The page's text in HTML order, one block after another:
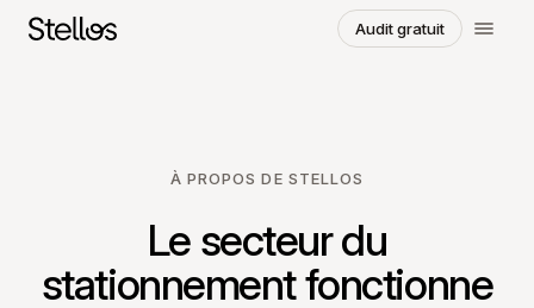
Audit gratuit
À PROPOS DE STELLOS
Le secteur du
stationnement fonctionne
Polski English